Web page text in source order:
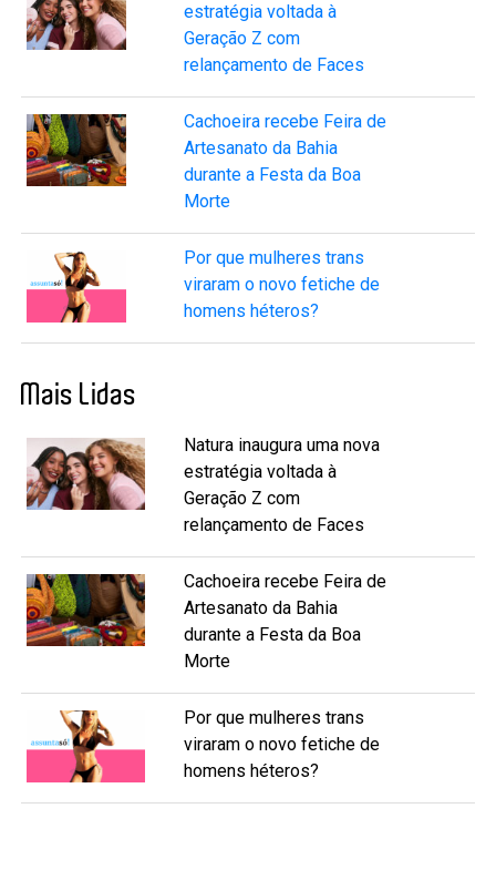
estratégia voltada à
Geração Z com
relançamento de Faces
Cachoeira recebe Feira de
Artesanato da Bahia
durante a Festa da Boa
Morte
Por que mulheres trans
viraram o novo fetiche de
homens héteros?
Mais Lidas
Natura inaugura uma nova
estratégia voltada à
Geração Z com
relançamento de Faces
Cachoeira recebe Feira de
Artesanato da Bahia
durante a Festa da Boa
Morte
Por que mulheres trans
viraram o novo fetiche de
homens héteros?